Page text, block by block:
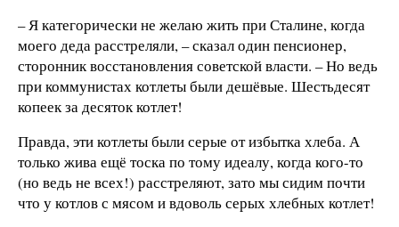
– Я категорически не желаю жить при Сталине, когда
моего деда расстреляли, – сказал один пенсионер,
сторонник восстановления советской власти. – Но ведь
при коммунистах котлеты были дешёвые. Шестьдесят
копеек за десяток котлет!
Правда, эти котлеты были серые от избытка хлеба. А
только жива ещё тоска по тому идеалу, когда кого-то
(но ведь не всех!) расстреляют, зато мы сидим почти
что у котлов с мясом и вдоволь серых хлебных котлет!